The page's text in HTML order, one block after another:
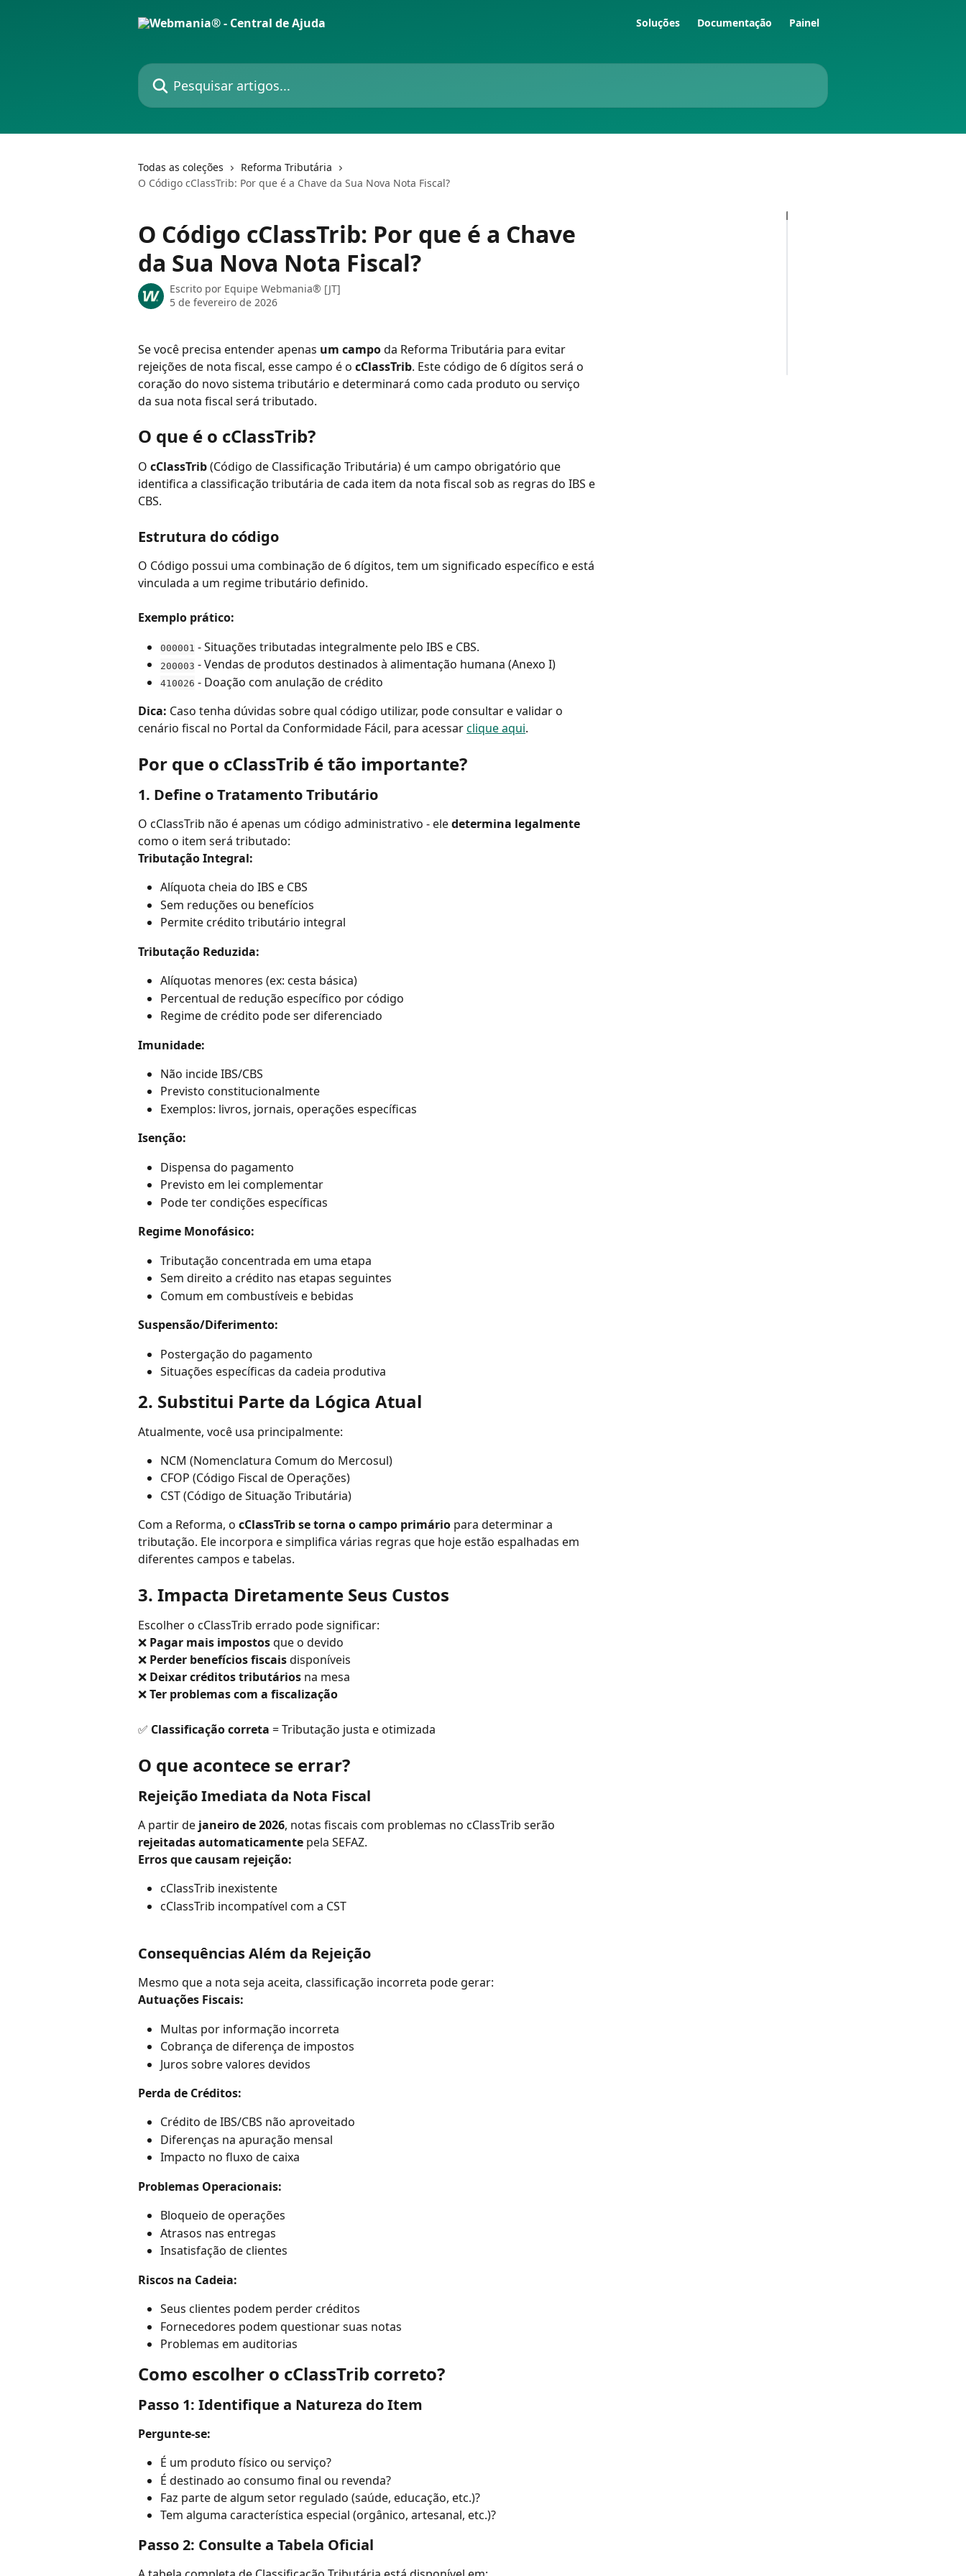
Soluções Documentação Painel
Pesquisar artigos...
Todas as coleções
Reforma Tributária
O Código cClassTrib: Por que é a Chave da Sua Nova Nota Fiscal?
O Código cClassTrib: Por que é a Chave
da Sua Nova Nota Fiscal?
Escrito por Equipe Webmania® [JT]
5 de fevereiro de 2026
Se você precisa entender apenas um campo da Reforma Tributária para evitar
rejeições de nota fiscal, esse campo é o cClassTrib. Este código de 6 dígitos será o
coração do novo sistema tributário e determinará como cada produto ou serviço
da sua nota fiscal será tributado.
O que é o cClassTrib?
O cClassTrib (Código de Classificação Tributária) é um campo obrigatório que
identifica a classificação tributária de cada item da nota fiscal sob as regras do IBS e
CBS.
Estrutura do código
O Código possui uma combinação de 6 dígitos, tem um significado específico e está
vinculada a um regime tributário definido.
Exemplo prático:
000001 - Situações tributadas integralmente pelo IBS e CBS.
200003 - Vendas de produtos destinados à alimentação humana (Anexo I)
410026 - Doação com anulação de crédito
Dica: Caso tenha dúvidas sobre qual código utilizar, pode consultar e validar o
cenário fiscal no Portal da Conformidade Fácil, para acessar clique aqui.
Por que o cClassTrib é tão importante?
1. Define o Tratamento Tributário
O cClassTrib não é apenas um código administrativo - ele determina legalmente
como o item será tributado:
Tributação Integral:
Alíquota cheia do IBS e CBS
Sem reduções ou benefícios
Permite crédito tributário integral
Tributação Reduzida:
Alíquotas menores (ex: cesta básica)
Percentual de redução específico por código
Regime de crédito pode ser diferenciado
Imunidade:
Não incide IBS/CBS
Previsto constitucionalmente
Exemplos: livros, jornais, operações específicas
Isenção:
Dispensa do pagamento
Previsto em lei complementar
Pode ter condições específicas
Regime Monofásico:
Tributação concentrada em uma etapa
Sem direito a crédito nas etapas seguintes
Comum em combustíveis e bebidas
Suspensão/Diferimento:
Postergação do pagamento
Situações específicas da cadeia produtiva
2. Substitui Parte da Lógica Atual
Atualmente, você usa principalmente:
NCM (Nomenclatura Comum do Mercosul)
CFOP (Código Fiscal de Operações)
CST (Código de Situação Tributária)
Com a Reforma, o cClassTrib se torna o campo primário para determinar a
tributação. Ele incorpora e simplifica várias regras que hoje estão espalhadas em
diferentes campos e tabelas.
3. Impacta Diretamente Seus Custos
Escolher o cClassTrib errado pode significar:
❌ Pagar mais impostos que o devido
❌ Perder benefícios fiscais disponíveis
❌ Deixar créditos tributários na mesa
❌ Ter problemas com a fiscalização
✅ Classificação correta = Tributação justa e otimizada
O que acontece se errar?
Rejeição Imediata da Nota Fiscal
A partir de janeiro de 2026, notas fiscais com problemas no cClassTrib serão
rejeitadas automaticamente pela SEFAZ.
Erros que causam rejeição:
cClassTrib inexistente
cClassTrib incompatível com a CST
Consequências Além da Rejeição
Mesmo que a nota seja aceita, classificação incorreta pode gerar:
Autuações Fiscais:
Multas por informação incorreta
Cobrança de diferença de impostos
Juros sobre valores devidos
Perda de Créditos:
Crédito de IBS/CBS não aproveitado
Diferenças na apuração mensal
Impacto no fluxo de caixa
Problemas Operacionais:
Bloqueio de operações
Atrasos nas entregas
Insatisfação de clientes
Riscos na Cadeia:
Seus clientes podem perder créditos
Fornecedores podem questionar suas notas
Problemas em auditorias
Como escolher o cClassTrib correto?
Passo 1: Identifique a Natureza do Item
Pergunte-se:
É um produto físico ou serviço?
É destinado ao consumo final ou revenda?
Faz parte de algum setor regulado (saúde, educação, etc.)?
Tem alguma característica especial (orgânico, artesanal, etc.)?
Passo 2: Consulte a Tabela Oficial